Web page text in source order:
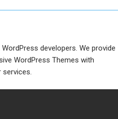
developers. We provide
WordPress Themes with
services.